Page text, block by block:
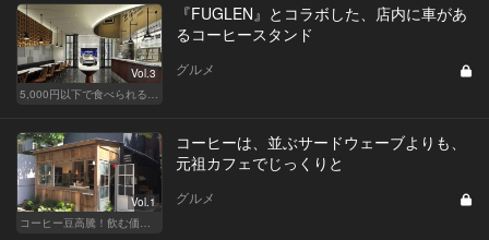
Vol.3
『FUGLEN』とコラボした、店内に車があ
るコーヒースタンド
グルメ
Vol.1
コーヒーは、並ぶサードウェーブよりも、
元祖カフェでじっくりと
グルメ